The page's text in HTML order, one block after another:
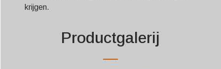
krijgen.
Productgalerij